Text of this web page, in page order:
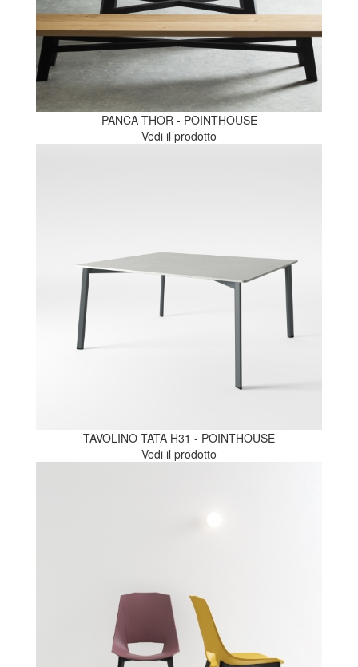
PANCA THOR - POINTHOUSE
Vedi il prodotto
TAVOLINO TATA H31 - POINTHOUSE
Vedi il prodotto